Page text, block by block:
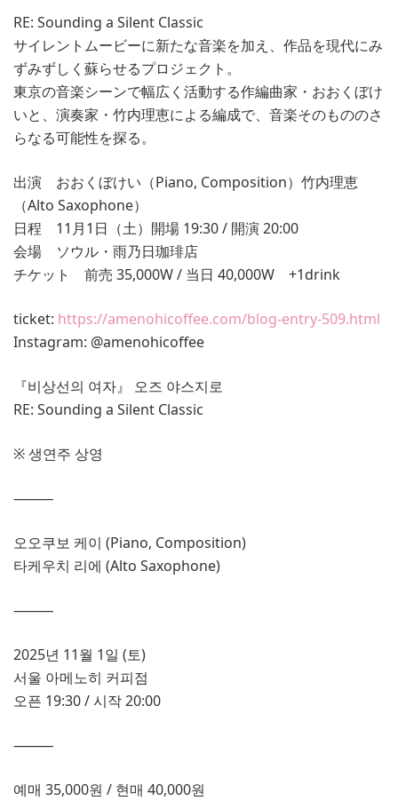
RE: Sounding a Silent Classic
サイレントムービーに新たな音楽を加え、作品を現代にみ
ずみずしく蘇らせるプロジェクト。
東京の音楽シーンで幅広く活動する作編曲家・おおくぼけ
いと、演奏家・竹内理恵による編成で、音楽そのもののさ
らなる可能性を探る。
出演 おおくぼけい（Piano, Composition）竹内理恵
（Alto Saxophone）
日程 11月1日（土）開場 19:30 / 開演 20:00
会場 ソウル・雨乃日珈琲店
チケット 前売 35,000W / 当日 40,000W +1drink
ticket: https://amenohicoffee.com/blog-entry-509.html
Instagram: @amenohicoffee
『비상선의 여자』 오즈 야스지로
RE: Sounding a Silent Classic
※ 생연주 상영
⸻
오오쿠보 케이 (Piano, Composition)
타케우치 리에 (Alto Saxophone)
⸻
2025년 11월 1일 (토)
서울 아메노히 커피점
오픈 19:30 / 시작 20:00
⸻
예매 35,000원 / 현매 40,000원